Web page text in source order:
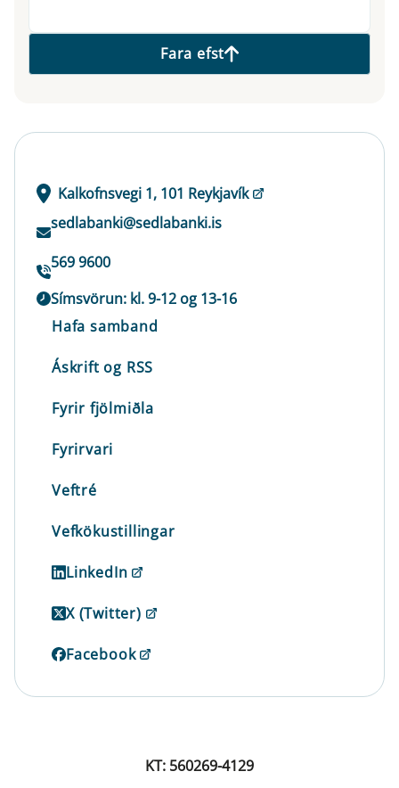
Fara efst
Kalkofnsvegi 1, 101 Reykjavík
sedlabanki@sedlabanki.is
569 9600
Símsvörun: kl. 9-12 og 13-16
Hafa samband
Áskrift og RSS
Fyrir fjölmiðla
Fyrirvari
Veftré
Vefkökustillingar
LinkedIn
X (Twitter)
Facebook
KT: 560269-4129